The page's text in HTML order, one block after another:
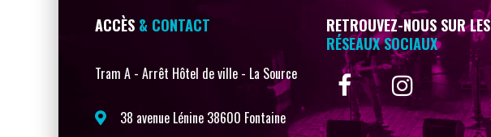
ACCÈS & CONTACT
Tram A - Arrêt Hôtel de ville - La Source
38 avenue Lénine 38600 Fontaine
RETROUVEZ-NOUS SUR LES
RÉSEAUX SOCIAUX